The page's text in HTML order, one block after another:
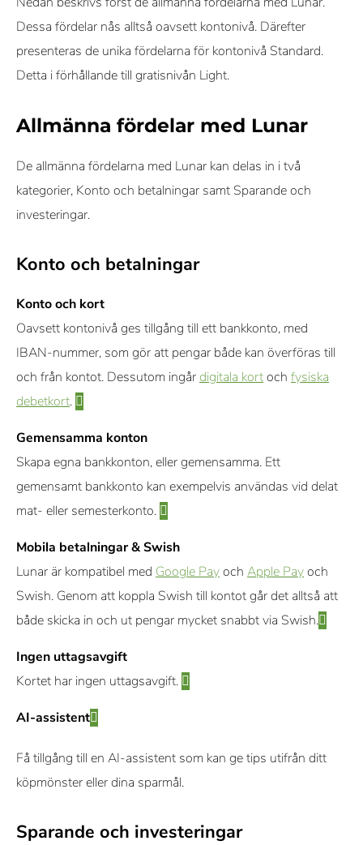
Dessa fördelar nås alltså oavsett kontonivå. Därefter
presenteras de unika fördelarna för kontonivå Standard.
Detta i förhållande till gratisnivån Light.
Allmänna fördelar med Lunar
De allmänna fördelarna med Lunar kan delas in i två
kategorier, Konto och betalningar samt Sparande och
investeringar.
Konto och betalningar
Konto och kort
Oavsett kontonivå ges tillgång till ett bankkonto, med
IBAN-nummer, som gör att pengar både kan överföras till
och från kontot. Dessutom ingårdigitala kortoch fysiska
debetkort.
Gemensamma konton
Skapa egna bankkonton, eller gemensamma. Ett
gemensamt bankkonto kan exempelvis användas vid delat
mat- eller semesterkonto.
Mobila betalningar & Swish
Lunar är kompatibel med Google Payoch Apple Payoch
Swish. Genom att koppla Swish till kontot går det alltså att
både skicka in och ut pengar mycket snabbt via Swish.
Ingen uttagsavgift
Kortet har ingen uttagsavgift.
AI-assistent
Få tillgång till en AI-assistent som kan ge tips utifrån ditt
köpmönster eller dina sparmål.
Sparande och investeringar